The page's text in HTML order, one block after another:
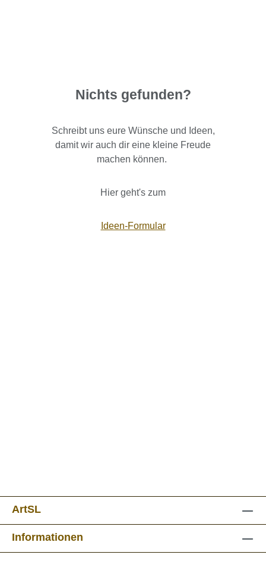
Nichts gefunden?
Schreibt uns eure Wünsche und Ideen,
damit wir auch dir eine kleine Freude
machen können.
Hier geht's zum
Ideen-Formular
ArtSL
Informationen